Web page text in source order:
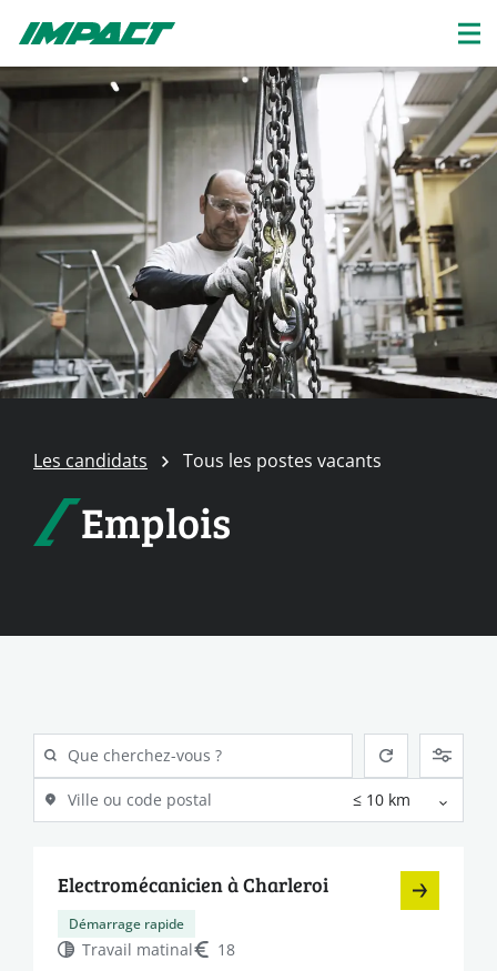
Les candidats Tous les postes vacants
Emplois
Electromécanicien à Charleroi
Démarrage rapide
Travail matinal 18